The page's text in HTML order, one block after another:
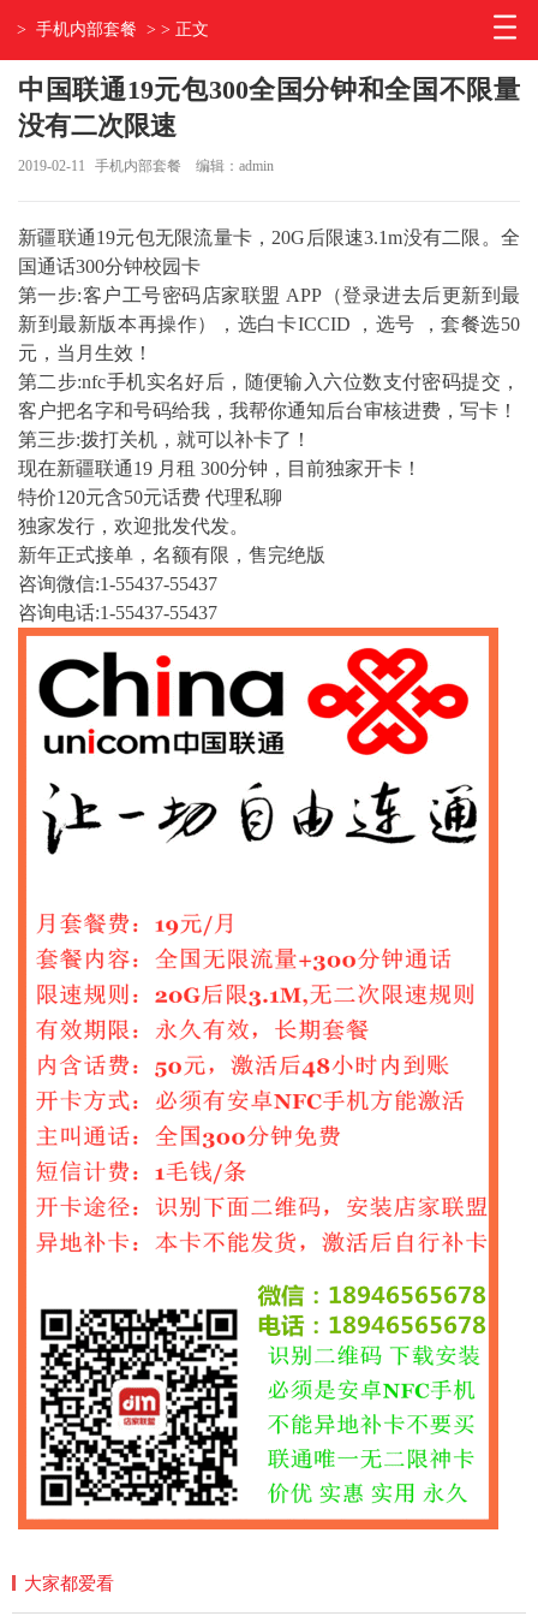
> 手机内部套餐 > > 正文
中国联通19元包300全国分钟和全国不限量
没有二次限速
2019-02-11 手机内部套餐 编辑：admin
新疆联通19元包无限流量卡，20G后限速3.1m没有二限。全
国通话300分钟校园卡
第一步:客户工号密码店家联盟 APP（登录进去后更新到最
新到最新版本再操作），选白卡ICCID ，选号 ，套餐选50
元，当月生效！
第二步:nfc手机实名好后，随便输入六位数支付密码提交，
客户把名字和号码给我，我帮你通知后台审核进费，写卡！
第三步:拨打关机，就可以补卡了！
现在新疆联通19 月租 300分钟，目前独家开卡！
特价120元含50元话费 代理私聊
独家发行，欢迎批发代发。
新年正式接单，名额有限，售完绝版
咨询微信:1-55437-55437
咨询电话:1-55437-55437
大家都爱看